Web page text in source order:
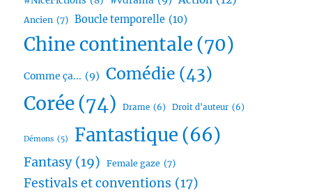
Ancien (7) Boucle temporelle (10)
Chine continentale (70)
Comme ça... (9) Comédie (43)
Corée(74) Drame (6) Droit d'auteur (6)
Démons (5) Fantastique (66)
Fantasy (19) Female gaze (7)
Festivals et conventions (17)